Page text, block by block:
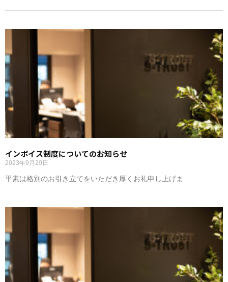
インボイス制度についてのお知らせ
2023年9月20日
平素は格別のお引き立てをいただき厚くお礼申し上げま